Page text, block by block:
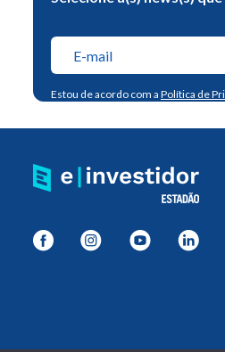
Estou de acordo com a Política de